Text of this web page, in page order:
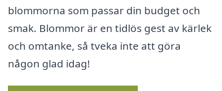
blommorna som passar din budget och
smak. Blommor är en tidlös gest av kärlek
och omtanke, så tveka inte att göra
någon glad idag!